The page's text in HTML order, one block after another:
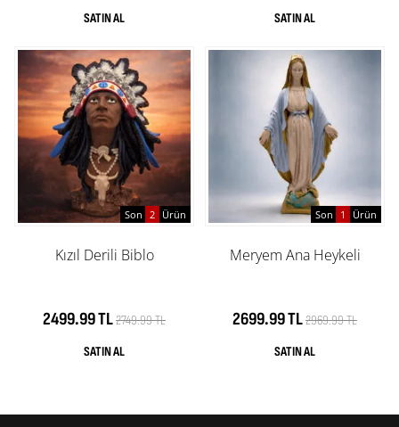
Son 2 Ürün
Kızıl Derili Biblo
2499.99 TL2749.99 TL
Son 1 Ürün
Meryem Ana Heykeli
2699.99 TL2969.99 TL